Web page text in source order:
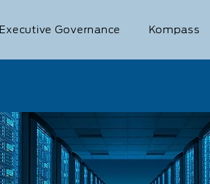
Executive Governance Kompass